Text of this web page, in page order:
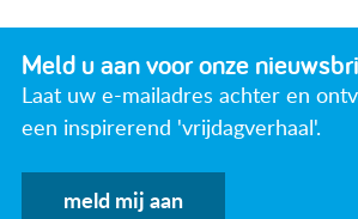
Meld u aan voor onze
Laat uw e-mailadres achter en
een inspirerend 'vrijdagverhaal'.
meld mij aan